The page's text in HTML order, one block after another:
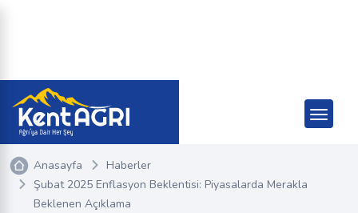
Anasayfa
Haberler
Şubat 2025 Enflasyon Beklentisi: Piyasalarda Merakla
Beklenen Açıklama